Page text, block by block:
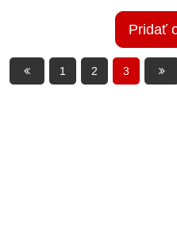
Pridať
1 2 3